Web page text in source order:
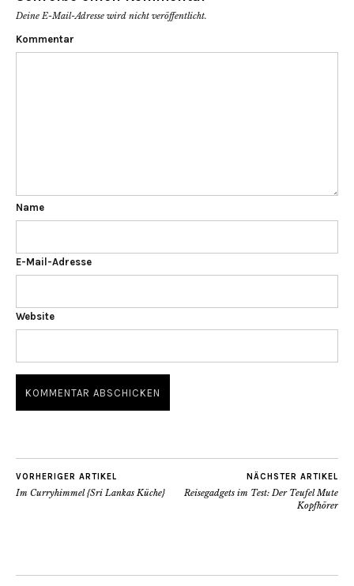
Deine E-Mail-Adresse wird nicht veröffentlicht.
Kommentar
Name
E-Mail-Adresse
Website
VORHERIGER ARTIKEL
Im Curryhimmel {Sri Lankas Küche}
NÄCHSTER ARTIKEL
Reisegadgets im Test: Der Teufel Mute
Kopfhörer